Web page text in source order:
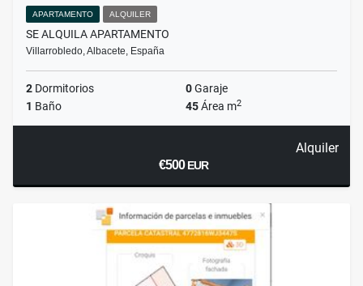
APARTAMENTO ALQUILER
SE ALQUILA APARTAMENTO
Villarrobledo, Albacete, España
2 Dormitorios 0Garaje
1 Baño 45Área m2
Alquiler
€500EUR